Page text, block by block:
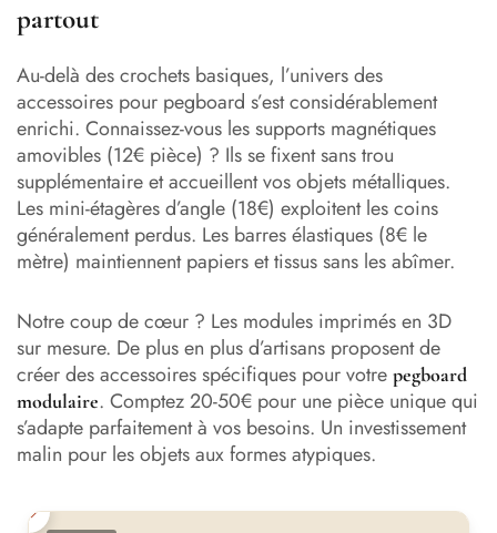
partout
Au-delà des crochets basiques, l’univers des
accessoires pour pegboard s’est considérablement
enrichi. Connaissez-vous les supports magnétiques
amovibles (12€ pièce) ? Ils se fixent sans trou
supplémentaire et accueillent vos objets métalliques.
Les mini-étagères d’angle (18€) exploitent les coins
généralement perdus. Les barres élastiques (8€ le
mètre) maintiennent papiers et tissus sans les abîmer.
Notre coup de cœur ? Les modules imprimés en 3D
sur mesure. De plus en plus d’artisans proposent de
créer des accessoires spécifiques pour votre pegboard
modulaire. Comptez 20-50€ pour une pièce unique qui
s’adapte parfaitement à vos besoins. Un investissement
malin pour les objets aux formes atypiques.